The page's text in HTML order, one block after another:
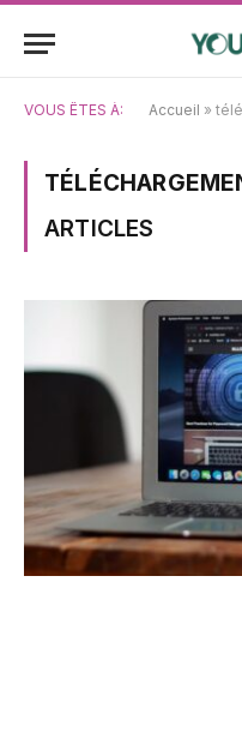
VOUS ÊTES À: Accueil »
ARTICLES